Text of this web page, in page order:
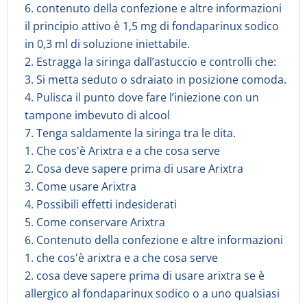
6. contenuto della confezione e altre informazioni
il principio attivo è 1,5 mg di fondaparinux sodico
in 0,3 ml di soluzione iniettabile.
2. Estragga la siringa dall’astuccio e controlli che:
3. Si metta seduto o sdraiato in posizione comoda.
4. Pulisca il punto dove fare l’iniezione con un
tampone imbevuto di alcool
7. Tenga saldamente la siringa tra le dita.
1. Che cos'è Arixtra e a che cosa serve
2. Cosa deve sapere prima di usare Arixtra
3. Come usare Arixtra
4. Possibili effetti indesiderati
5. Come conservare Arixtra
6. Contenuto della confezione e altre informazioni
1. che cos'è arixtra e a che cosa serve
2. cosa deve sapere prima di usare arixtra se è
allergico al fondaparinux sodico o a uno qualsiasi